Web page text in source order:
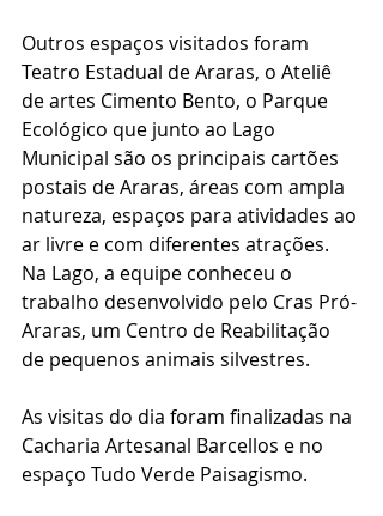
Outros espaços visitados foram
Teatro Estadual de Araras, o Ateliê
de artes Cimento Bento, o Parque
Ecológico que junto ao Lago
Municipal são os principais cartões
postais de Araras, áreas com ampla
natureza, espaços para atividades ao
ar livre e com diferentes atrações.
Na Lago, a equipe conheceu o
trabalho desenvolvido pelo Cras Pró-
Araras, um Centro de Reabilitação
de pequenos animais silvestres.
As visitas do dia foram finalizadas na
Cacharia Artesanal Barcellos e no
espaço Tudo Verde Paisagismo.